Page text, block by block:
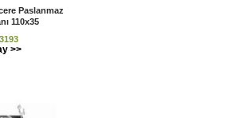
Paslanmaz
110x35
>>